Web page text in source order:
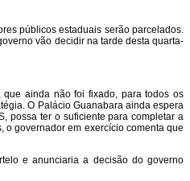
públicos estaduais serão parcelados.
vão decidir na tarde desta quarta-
ainda não foi fixado, para todos os
O Palácio Guanabara ainda espera
possa ter o suficiente para completar a
o governador em exercício comenta que
e anunciaria a decisão do governo